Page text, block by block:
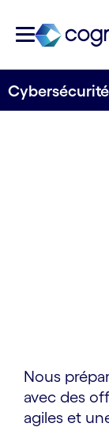
Cybersécurité
Nous
avec des
agiles et